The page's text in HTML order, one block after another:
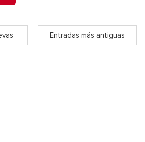
Entradas más antiguas